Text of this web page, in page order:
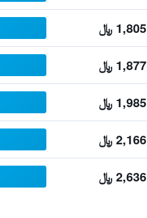
1,805 ﷼
1,877 ﷼
1,985 ﷼
2,166 ﷼
2,636 ﷼